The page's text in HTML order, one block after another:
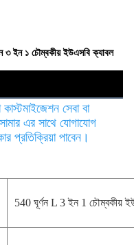
৩ ইন ১ চৌম্বকীয় ইউএসবি ক্যাবল
সেবা বা
এর সাথে যোগাযোগ
প্রতিক্রিয়া পাবেন।
540 ঘূর্ণন L 3 ইন 1 চৌম্বকীয়